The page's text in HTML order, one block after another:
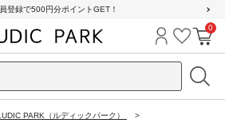
登録で500円分ポイントGET！
ログイン
お気に
カ
0
PARK（ルディックパーク）